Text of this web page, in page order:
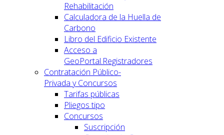
Rehabilitación
Calculadora de la Huella de
Carbono
Libro del Edificio Existente
Acceso a
GeoPortal.Registradores
Contratación Público-
Privada y Concursos
Tarifas públicas
Pliegos tipo
Concursos
Suscripción